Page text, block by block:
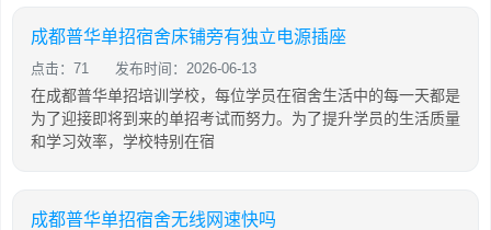
成都普华单招宿舍床铺旁有独立电源插座
点击：71 发布时间：2026-06-13
在成都普华单招培训学校，每位学员在宿舍生活中的每一天都是
为了迎接即将到来的单招考试而努力。为了提升学员的生活质量
和学习效率，学校特别在宿
成都普华单招宿舍无线网速快吗